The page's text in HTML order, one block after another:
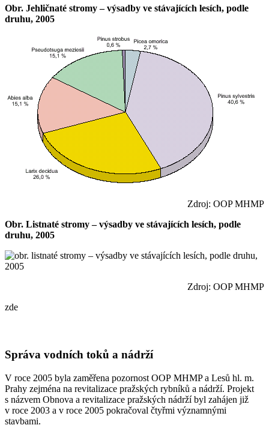
Obr. Jehličnaté stromy – výsadby ve stávajících lesích, podle
druhu, 2005
Zdroj: OOP MHMP
Obr. Listnaté stromy – výsadby ve stávajících lesích, podle
druhu, 2005
Zdroj: OOP MHMP
zde
Správa vodních toků a nádrží
V roce 2005 byla zaměřena pozornost OOP MHMP a Lesů hl. m.
Prahy zejména na revitalizace pražských rybníků a nádrží. Projekt
s názvem Obnova a revitalizace pražských nádrží byl zahájen již
v roce 2003 a v roce 2005 pokračoval čtyřmi významnými
stavbami.